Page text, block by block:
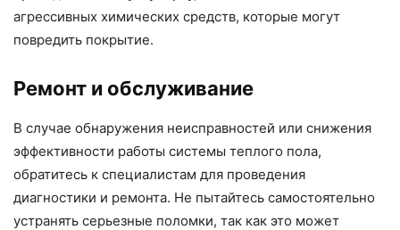
агрессивных химических средств, которые могут
повредить покрытие.
Ремонт и обслуживание
В случае обнаружения неисправностей или снижения
эффективности работы системы теплого пола,
обратитесь к специалистам для проведения
диагностики и ремонта. Не пытайтесь самостоятельно
устранять серьезные поломки, так как это может